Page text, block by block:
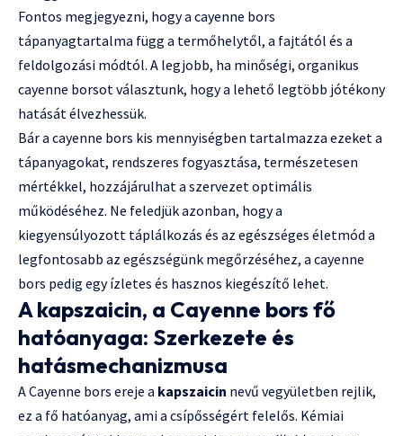
Fontos megjegyezni, hogy a cayenne bors
tápanyagtartalma függ a termőhelytől, a fajtától és a
feldolgozási módtól. A legjobb, ha minőségi, organikus
cayenne borsot választunk, hogy a lehető legtöbb jótékony
hatását élvezhessük.
Bár a cayenne bors kis mennyiségben tartalmazza ezeket a
tápanyagokat, rendszeres fogyasztása, természetesen
mértékkel, hozzájárulhat a szervezet optimális
működéséhez. Ne feledjük azonban, hogy a
kiegyensúlyozott táplálkozás és az egészséges életmód a
legfontosabb az egészségünk megőrzéséhez, a cayenne
bors pedig egy ízletes és hasznos kiegészítő lehet.
A kapszaicin, a Cayenne bors fő
hatóanyaga: Szerkezete és
hatásmechanizmusa
A Cayenne bors ereje a kapszaicin nevű vegyületben rejlik,
ez a fő hatóanyag, ami a csípősségért felelős. Kémiai